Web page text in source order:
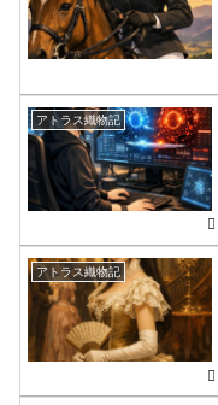
アトラス織物記
アトラス織物記